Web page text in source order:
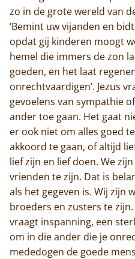
zo in de grote wereld van
‘Bemint uw vijanden en
opdat gij kinderen moogt
hemel die immers de zon
goeden, en het laat
onrechtvaardigen’. Jezus
gevoelens van sympathie
ander toe gaan. Het gaat
er ook niet om alles goed
akkoord te gaan, of altijd
lief zijn en lief doen. We
vrienden te zijn. Dat is
als het gegeven is. Wij zijn
broeders en zusters te
vraagt inspanning, een
om in die ander die je
mededogen de goede